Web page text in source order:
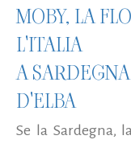
MOBY, LA
L'ITALIA
A
D'ELBA
Se la Sardegna,